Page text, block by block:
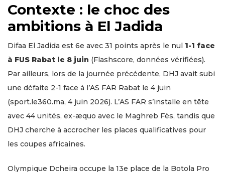
Contexte : le choc des
ambitions à El Jadida
Difaa El Jadida est 6e avec 31 points après le nul 1-1 face
à FUS Rabat le 8 juin (Flashscore, données vérifiées).
Par ailleurs, lors de la journée précédente, DHJ avait subi
une défaite 2-1 face à l’AS FAR Rabat le 4 juin
(sport.le360.ma, 4 juin 2026). L’AS FAR s’installe en tête
avec 44 unités, ex-æquo avec le Maghreb Fès, tandis que
DHJ cherche à accrocher les places qualificatives pour
les coupes africaines.
Olympique Dcheira occupe la 13e place de la Botola Pro